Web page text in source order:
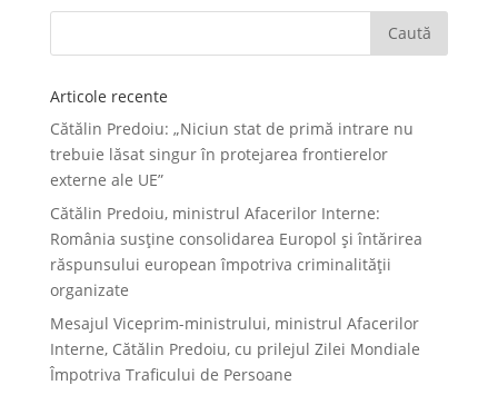
Articole recente
Cătălin Predoiu: „Niciun stat de primă intrare nu
trebuie lăsat singur în protejarea frontierelor
externe ale UE”
Cătălin Predoiu, ministrul Afacerilor Interne:
România susține consolidarea Europol și întărirea
răspunsului european împotriva criminalității
organizate
Mesajul Viceprim-ministrului, ministrul Afacerilor
Interne, Cătălin Predoiu, cu prilejul Zilei Mondiale
Împotriva Traficului de Persoane